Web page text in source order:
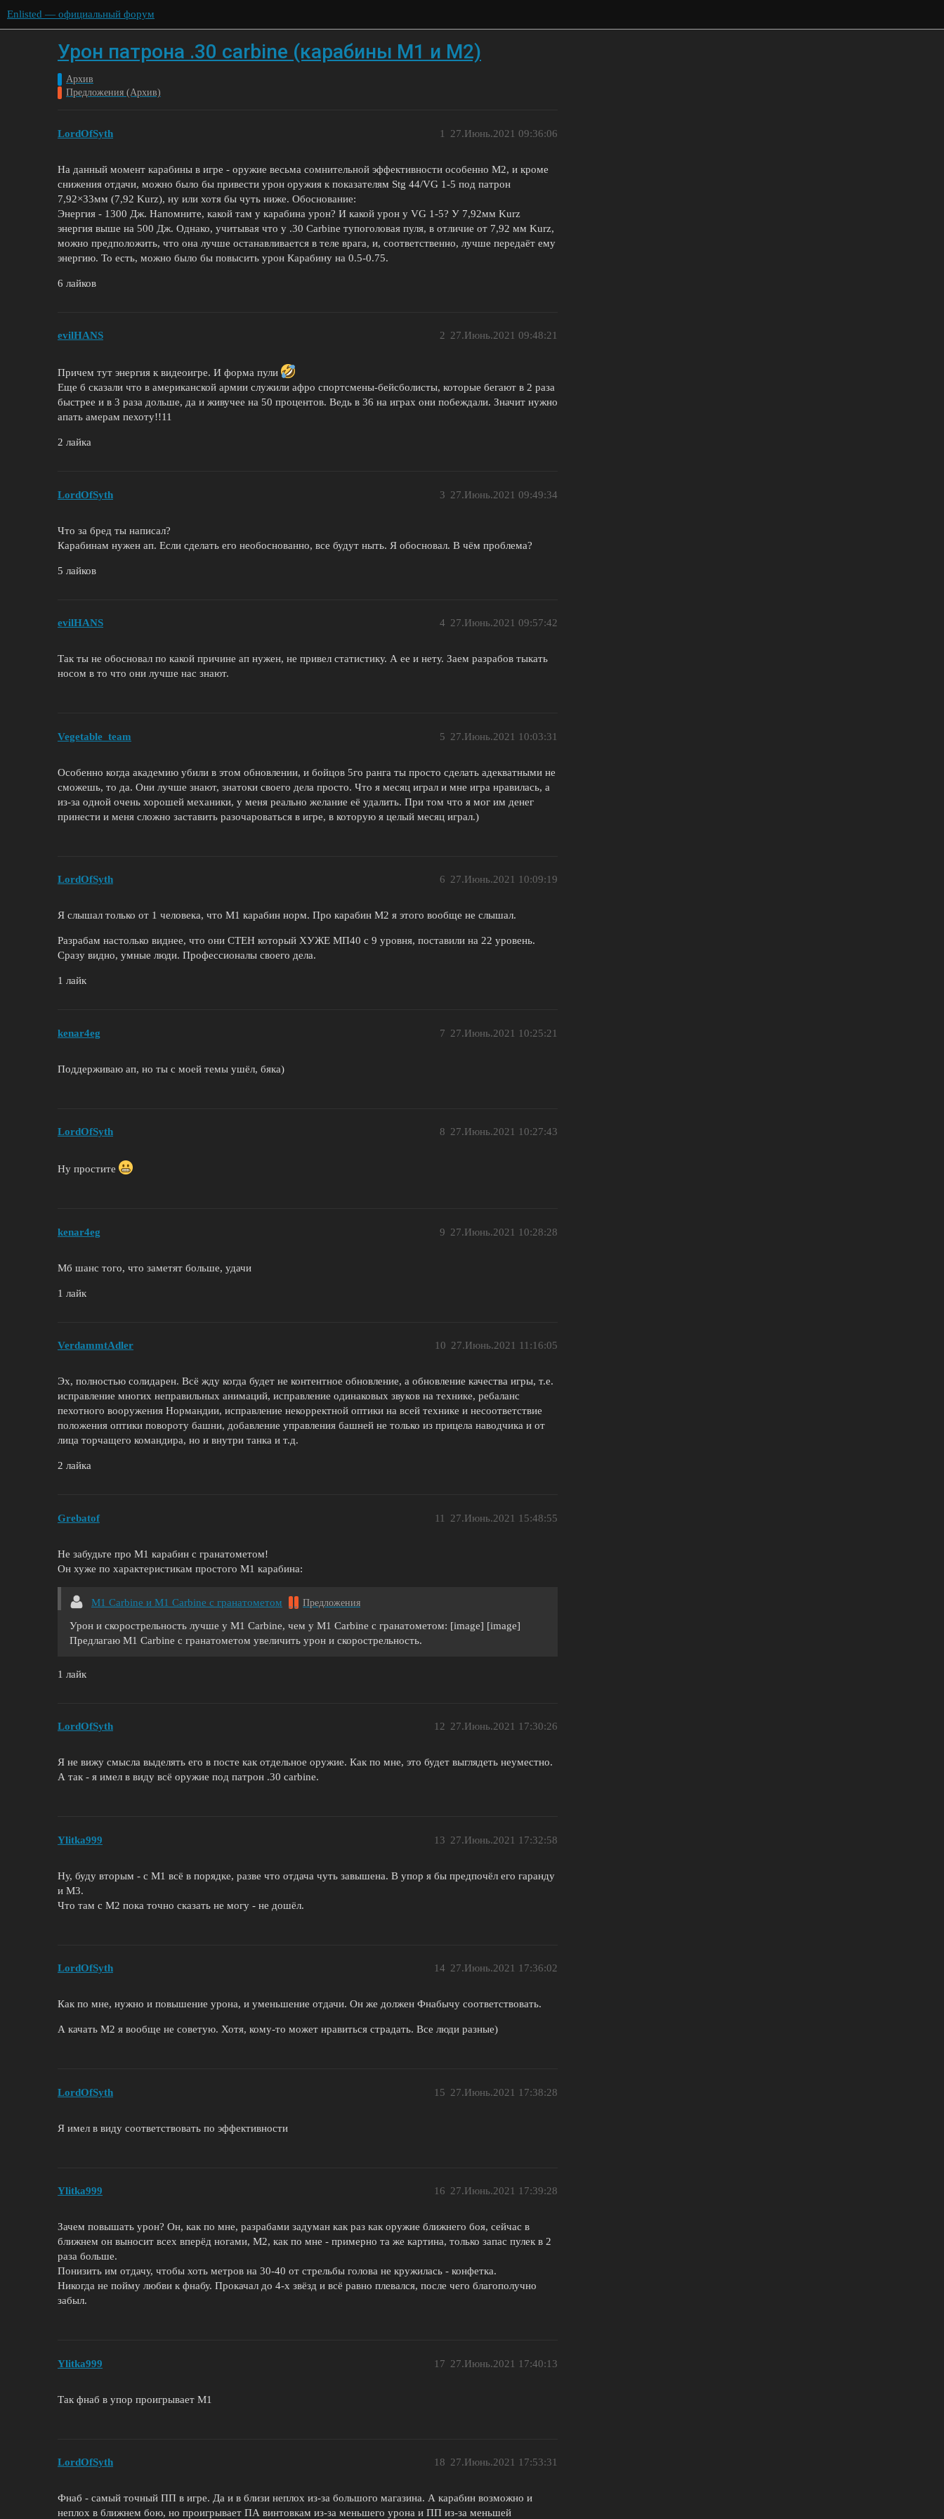
Enlisted — официальный форум
Урон патрона .30 carbine (карабины М1 и М2)
Архив
Предложения (Архив)
LordOfSyth 27.Июнь.2021 09:36:06
1
На данный момент карабины в игре - оружие весьма сомнительной эффективности особенно М2, и кроме
снижения отдачи, можно было бы привести урон оружия к показателям Stg 44/VG 1-5 под патрон
7,92×33мм (7,92 Kurz), ну или хотя бы чуть ниже. Обоснование:
Энергия - 1300 Дж. Напомните, какой там у карабина урон? И какой урон у VG 1-5? У 7,92мм Kurz
энергия выше на 500 Дж. Однако, учитывая что у .30 Carbine тупоголовая пуля, в отличие от 7,92 мм Kurz,
можно предположить, что она лучше останавливается в теле врага, и, соответственно, лучше передаёт ему
энергию. То есть, можно было бы повысить урон Карабину на 0.5-0.75.
6 лайков
evilHANS 27.Июнь.2021 09:48:21
2
Причем тут энергия к видеоигре. И форма пули
Еще б сказали что в американской армии служили афро спортсмены-бейсболисты, которые бегают в 2 раза
быстрее и в 3 раза дольше, да и живучее на 50 процентов. Ведь в 36 на играх они побеждали. Значит нужно
апать амерам пехоту!!11
2 лайка
LordOfSyth 27.Июнь.2021 09:49:34
3
Что за бред ты написал?
Карабинам нужен ап. Если сделать его необоснованно, все будут ныть. Я обосновал. В чём проблема?
5 лайков
evilHANS 27.Июнь.2021 09:57:42
4
Так ты не обосновал по какой причине ап нужен, не привел статистику. А ее и нету. Заем разрабов тыкать
носом в то что они лучше нас знают.
Vegetable_team 27.Июнь.2021 10:03:31
5
Особенно когда академию убили в этом обновлении, и бойцов 5го ранга ты просто сделать адекватными не
сможешь, то да. Они лучше знают, знатоки своего дела просто. Что я месяц играл и мне игра нравилась, а
из-за одной очень хорошей механики, у меня реально желание её удалить. При том что я мог им денег
принести и меня сложно заставить разочароваться в игре, в которую я целый месяц играл.)
LordOfSyth 27.Июнь.2021 10:09:19
6
Я слышал только от 1 человека, что М1 карабин норм. Про карабин М2 я этого вообще не слышал.
Разрабам настолько виднее, что они СТЕН который ХУЖЕ МП40 с 9 уровня, поставили на 22 уровень.
Сразу видно, умные люди. Профессионалы своего дела.
1 лайк
kenar4eg 27.Июнь.2021 10:25:21
7
Поддерживаю ап, но ты с моей темы ушёл, бяка)
LordOfSyth 27.Июнь.2021 10:27:43
8
Ну простите
kenar4eg 27.Июнь.2021 10:28:28
9
Мб шанс того, что заметят больше, удачи
1 лайк
VerdammtAdler 27.Июнь.2021 11:16:05
10
Эх, полностью солидарен. Всё жду когда будет не контентное обновление, а обновление качества игры, т.е.
исправление многих неправильных анимаций, исправление одинаковых звуков на технике, ребаланс
пехотного вооружения Нормандии, исправление некорректной оптики на всей технике и несоответствие
положения оптики повороту башни, добавление управления башней не только из прицела наводчика и от
лица торчащего командира, но и внутри танка и т.д.
2 лайка
Grebatof 27.Июнь.2021 15:48:55
11
Не забудьте про M1 карабин с гранатометом!
Он хуже по характеристикам простого M1 карабина:
M1 Carbine и M1 Carbine с гранатометом Предложения
Урон и скорострельность лучше у M1 Carbine, чем у M1 Carbine с гранатометом: [image] [image]
Предлагаю M1 Carbine с гранатометом увеличить урон и скорострельность.
1 лайк
LordOfSyth 27.Июнь.2021 17:30:26
12
Я не вижу смысла выделять его в посте как отдельное оружие. Как по мне, это будет выглядеть неуместно.
А так - я имел в виду всё оружие под патрон .30 carbine.
Ylitka999 27.Июнь.2021 17:32:58
13
Ну, буду вторым - с M1 всё в порядке, разве что отдача чуть завышена. В упор я бы предпочёл его гаранду
и М3.
Что там с М2 пока точно сказать не могу - не дошёл.
LordOfSyth 27.Июнь.2021 17:36:02
14
Как по мне, нужно и повышение урона, и уменьшение отдачи. Он же должен Фнабычу соответствовать.
А качать М2 я вообще не советую. Хотя, кому-то может нравиться страдать. Все люди разные)
LordOfSyth 27.Июнь.2021 17:38:28
15
Я имел в виду соответствовать по эффективности
Ylitka999 27.Июнь.2021 17:39:28
16
Зачем повышать урон? Он, как по мне, разрабами задуман как раз как оружие ближнего боя, сейчас в
ближнем он выносит всех вперёд ногами, М2, как по мне - примерно та же картина, только запас пулек в 2
раза больше.
Понизить им отдачу, чтобы хоть метров на 30-40 от стрельбы голова не кружилась - конфетка.
Никогда не пойму любви к фнабу. Прокачал до 4-х звёзд и всё равно плевался, после чего благополучно
забыл.
Ylitka999 27.Июнь.2021 17:40:13
17
Так фнаб в упор проигрывает М1
LordOfSyth 27.Июнь.2021 17:53:31
18
Фнаб - самый точный ПП в игре. Да и в близи неплох из-за большого магазина. А карабин возможно и
неплох в ближнем бою, но проигрывает ПА винтовкам из-за меньшего урона и ПП из-за меньшей